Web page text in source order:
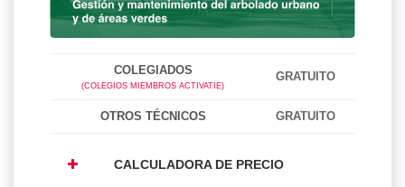
COLEGIADOS
(COLEGIOS MIEMBROS ACTIVATIE)
GRATUITO
OTROS TÉCNICOS GRATUITO
CALCULADORA DE PRECIO